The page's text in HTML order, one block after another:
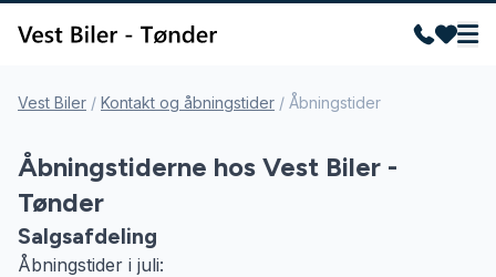
Vest Biler / Kontakt og åbningstider / Åbningstider
Åbningstiderne hos Vest Biler -
Tønder
Salgsafdeling
Åbningstider i juli: